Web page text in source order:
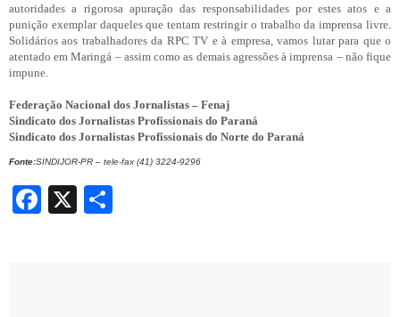
autoridades a rigorosa apuração das responsabilidades por estes atos e a
punição exemplar daqueles que tentam restringir o trabalho da imprensa livre.
Solidários aos trabalhadores da RPC TV e à empresa, vamos lutar para que o
atentado em Maringá – assim como as demais agressões à imprensa – não fique
impune.
Federação Nacional dos Jornalistas – Fenaj
Sindicato dos Jornalistas Profissionais do Paraná
Sindicato dos Jornalistas Profissionais do Norte do Paraná
Fonte:SINDIJOR-PR – tele-fax (41) 3224-9296
Facebook
X